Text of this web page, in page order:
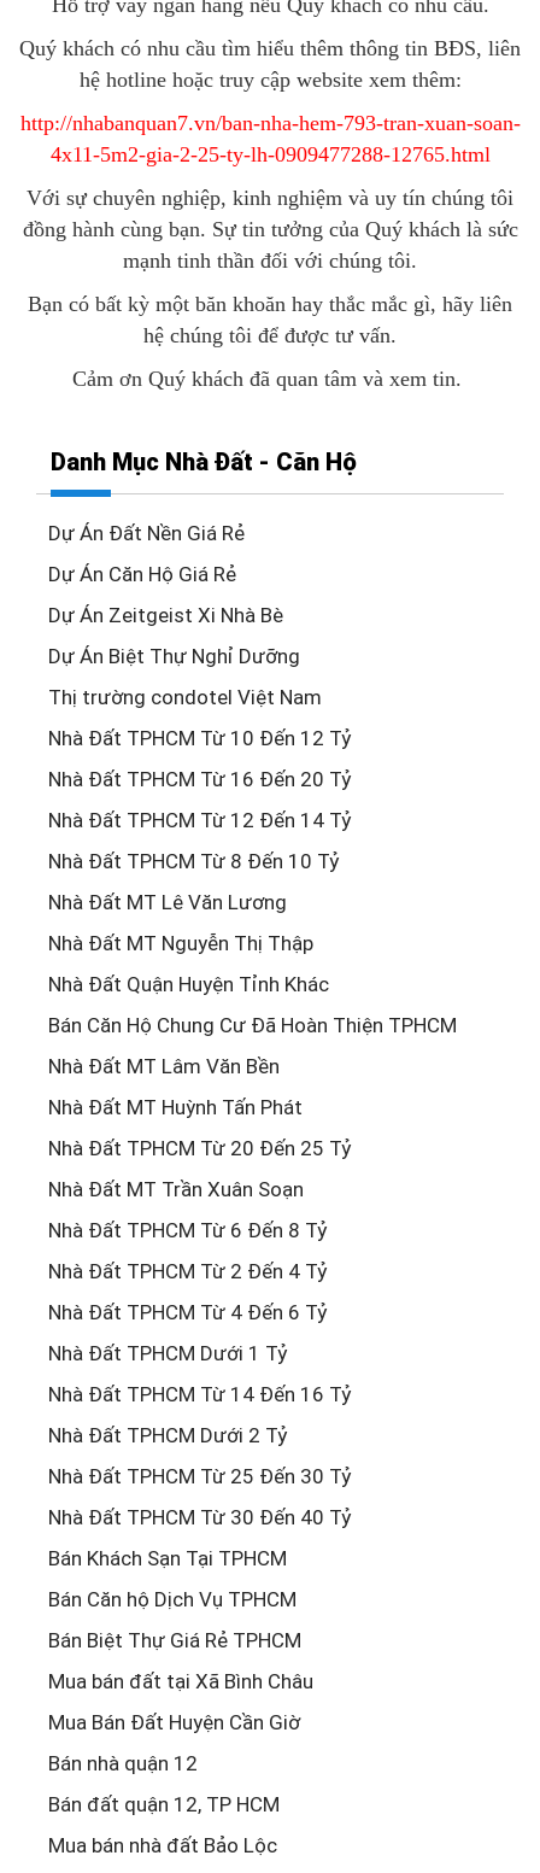
Hỗ trợ vay ngân hàng nều Quý khách có nhu cầu.
Quý khách có nhu cầu tìm hiểu thêm thông tin BĐS, liên
hệ hotline hoặc truy cập website xem thêm:
http://nhabanquan7.vn/ban-nha-hem-793-tran-xuan-soan-
4x11-5m2-gia-2-25-ty-lh-0909477288-12765.html
Với sự chuyên nghiệp, kinh nghiệm và uy tín chúng tôi
đồng hành cùng bạn. Sự tin tưởng của Quý khách là sức
mạnh tinh thần đối với chúng tôi.
Bạn có bất kỳ một băn khoăn hay thắc mắc gì, hãy liên
hệ chúng tôi để được tư vấn.
Cảm ơn Quý khách đã quan tâm và xem tin.
Danh Mục Nhà Đất - Căn Hộ
Dự Án Đất Nền Giá Rẻ
Dự Án Căn Hộ Giá Rẻ
Dự Án Zeitgeist Xi Nhà Bè
Dự Án Biệt Thự Nghỉ Dưỡng
Thị trường condotel Việt Nam
Nhà Đất TPHCM Từ 10 Đến 12 Tỷ
Nhà Đất TPHCM Từ 16 Đến 20 Tỷ
Nhà Đất TPHCM Từ 12 Đến 14 Tỷ
Nhà Đất TPHCM Từ 8 Đến 10 Tỷ
Nhà Đất MT Lê Văn Lương
Nhà Đất MT Nguyễn Thị Thập
Nhà Đất Quận Huyện Tỉnh Khác
Bán Căn Hộ Chung Cư Đã Hoàn Thiện TPHCM
Nhà Đất MT Lâm Văn Bền
Nhà Đất MT Huỳnh Tấn Phát
Nhà Đất TPHCM Từ 20 Đến 25 Tỷ
Nhà Đất MT Trần Xuân Soạn
Nhà Đất TPHCM Từ 6 Đến 8 Tỷ
Nhà Đất TPHCM Từ 2 Đến 4 Tỷ
Nhà Đất TPHCM Từ 4 Đến 6 Tỷ
Nhà Đất TPHCM Dưới 1 Tỷ
Nhà Đất TPHCM Từ 14 Đến 16 Tỷ
Nhà Đất TPHCM Dưới 2 Tỷ
Nhà Đất TPHCM Từ 25 Đến 30 Tỷ
Nhà Đất TPHCM Từ 30 Đến 40 Tỷ
Bán Khách Sạn Tại TPHCM
Bán Căn hộ Dịch Vụ TPHCM
Bán Biệt Thự Giá Rẻ TPHCM
Mua bán đất tại Xã Bình Châu
Mua Bán Đất Huyện Cần Giờ
Bán nhà quận 12
Bán đất quận 12, TP HCM
Mua bán nhà đất Bảo Lộc